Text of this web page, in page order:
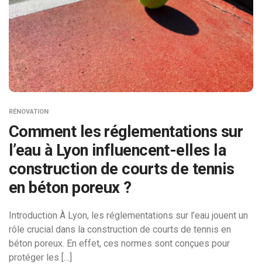
RÉNOVATION
Comment les réglementations sur
l’eau à Lyon influencent-elles la
construction de courts de tennis
en béton poreux ?
Introduction À Lyon, les réglementations sur l’eau jouent un
rôle crucial dans la construction de courts de tennis en
béton poreux. En effet, ces normes sont conçues pour
protéger les […]